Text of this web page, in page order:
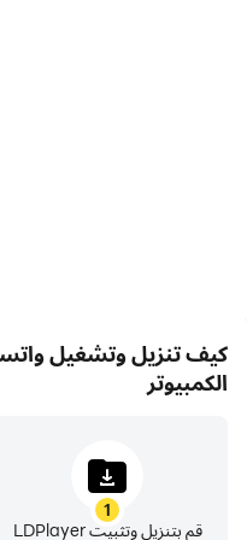
تواصل سريع وفوري وآمن
تسجيل دخول. يمكنك عرض
بسرعة، وبدء المراسلة.
كيف تنزيل وتشغيل
الكمبيوتر
1
قم بتنزيل وتثبيت LDPlayer